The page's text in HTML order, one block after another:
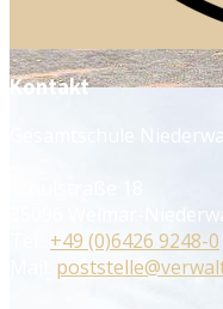
Kontakt
Gesamtschule
35096 Weimar-
+49 (0)6426 9248-0